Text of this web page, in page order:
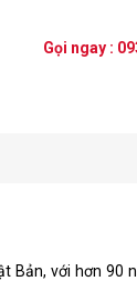
Gọi ngay :
Bản, với hơn 90